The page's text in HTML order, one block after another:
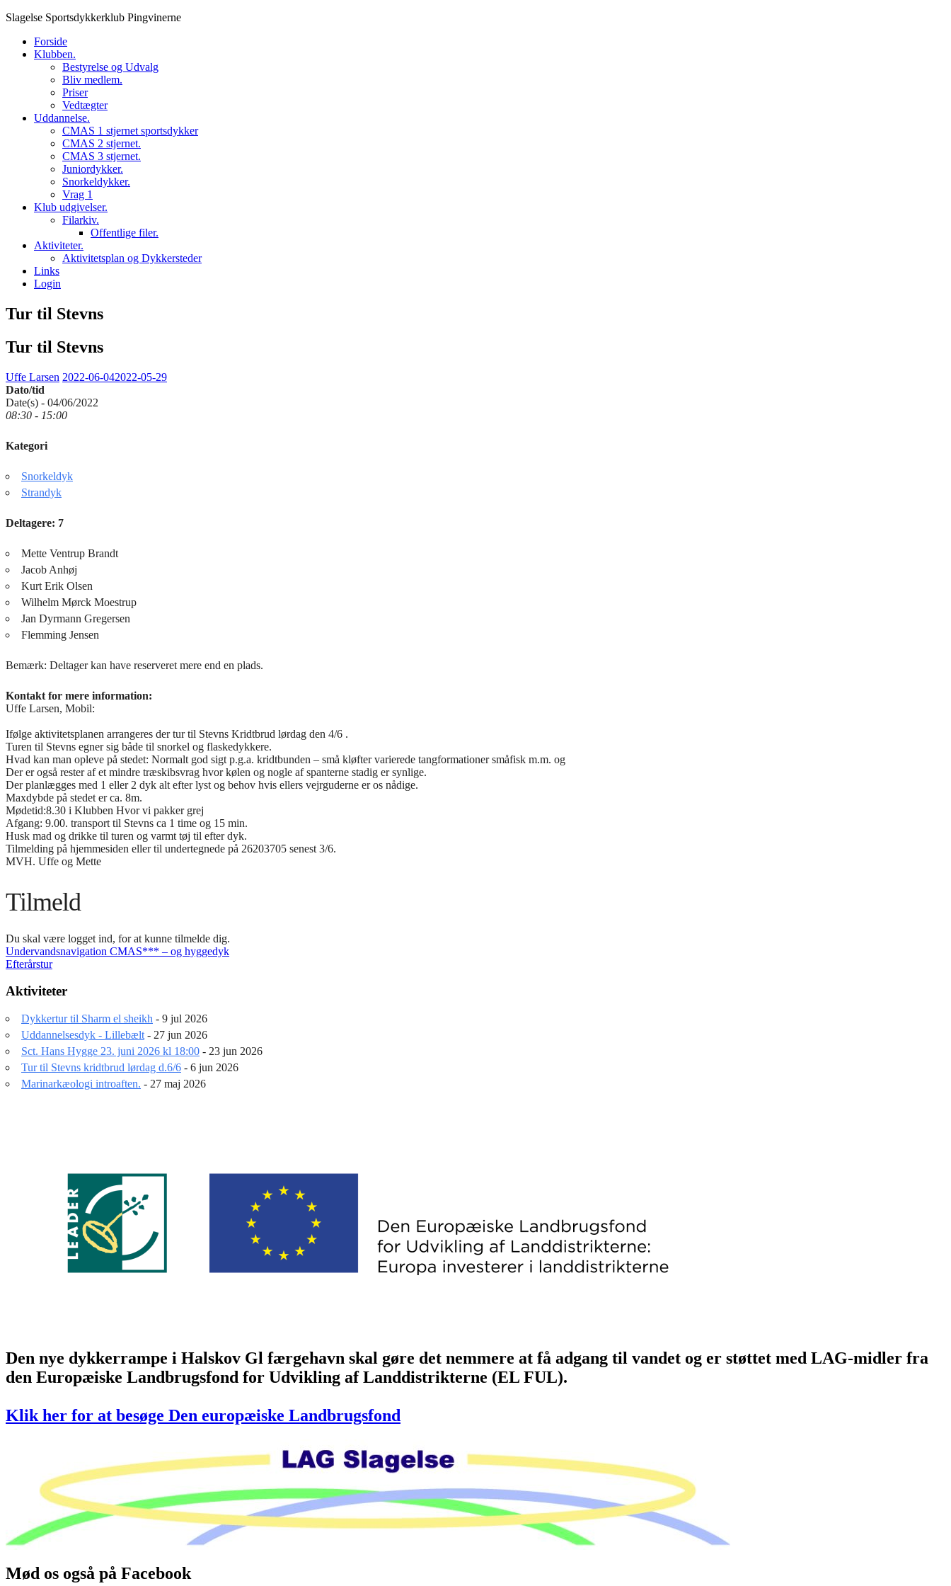
Skip
content
Slagelse Sportsdykkerklub Pingvinerne
Forside
Klubben.
Bestyrelse og Udvalg
Bliv medlem.
Priser
Vedtægter
Uddannelse.
CMAS 1 stjernet sportsdykker
CMAS 2 stjernet.
CMAS 3 stjernet.
Juniordykker.
Snorkeldykker.
Vrag 1
Klub udgivelser.
Filarkiv.
Offentlige filer.
Aktiviteter.
Aktivitetsplan og Dykkersteder
Links
Login
Tur til Stevns
Tur til Stevns
Uffe Larsen 2022-06-042022-05-29
Dato/tid
Date(s) - 04/06/2022
08:30 - 15:00
Kategori
Snorkeldyk
Strandyk
Deltagere: 7
Mette Ventrup Brandt
Jacob Anhøj
Kurt Erik Olsen
Wilhelm Mørck Moestrup
Jan Dyrmann Gregersen
Flemming Jensen
Bemærk: Deltager kan have reserveret mere end en plads.
Kontakt for mere information:
Uffe Larsen, Mobil:
Ifølge aktivitetsplanen arrangeres der tur til Stevns Kridtbrud lørdag den 4/6 .
Turen til Stevns egner sig både til snorkel og flaskedykkere.
Hvad kan man opleve på stedet: Normalt god sigt p.g.a. kridtbunden – små kløfter varierede tangformationer småfisk m.m. og
Der er også rester af et mindre træskibsvrag hvor kølen og nogle af spanterne stadig er synlige.
Der planlægges med 1 eller 2 dyk alt efter lyst og behov hvis ellers vejrguderne er os nådige.
Maxdybde på stedet er ca. 8m.
Mødetid:8.30 i Klubben Hvor vi pakker grej
Afgang: 9.00. transport til Stevns ca 1 time og 15 min.
Husk mad og drikke til turen og varmt tøj til efter dyk.
Tilmelding på hjemmesiden eller til undertegnede på 26203705 senest 3/6.
MVH. Uffe og Mette
Tilmeld
Du skal være logget ind, for at kunne tilmelde dig.
Indlægsnavigation
Undervandsnavigation CMAS*** – og hyggedyk
Efterårstur
Aktiviteter
Dykkertur til Sharm el sheikh - 9 jul 2026
Uddannelsesdyk - Lillebælt - 27 jun 2026
Sct. Hans Hygge 23. juni 2026 kl 18:00 - 23 jun 2026
Tur til Stevns kridtbrud lørdag d.6/6 - 6 jun 2026
Marinarkæologi introaften. - 27 maj 2026
Den nye dykkerrampe i Halskov Gl færgehavn skal gøre det nemmere at få adgang til vandet og er støttet med LAG-midler fra
den Europæiske Landbrugsfond for Udvikling af Landdistrikterne (EL FUL).
Klik her for at besøge Den europæiske Landbrugsfond
Mød os også på Facebook